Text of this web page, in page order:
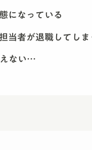
になっている
当者が退職してし
えない…